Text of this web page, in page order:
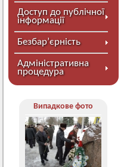
Доступ до публічної
інформації
Безбар’єрність
Адміністративна
процедура
Випадкове фото